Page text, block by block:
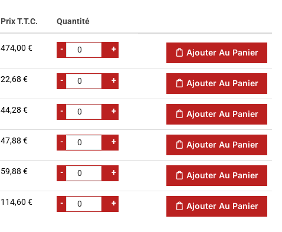
Prix T.T.C. Quantité
474,00 € - + Ajouter Au Panier
22,68 € - + Ajouter Au Panier
44,28 € - + Ajouter Au Panier
47,88 € - + Ajouter Au Panier
59,88 € - + Ajouter Au Panier
114,60 € - + Ajouter Au Panier